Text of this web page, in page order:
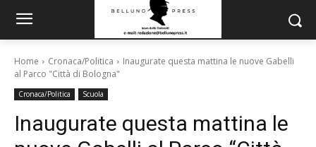
Home Cronaca/Politica
Inaugurate questa mattina le nuove Gabelli
al Parco "Città di Bologna"
Cronaca/Politica Scuola
Inaugurate questa mattina le